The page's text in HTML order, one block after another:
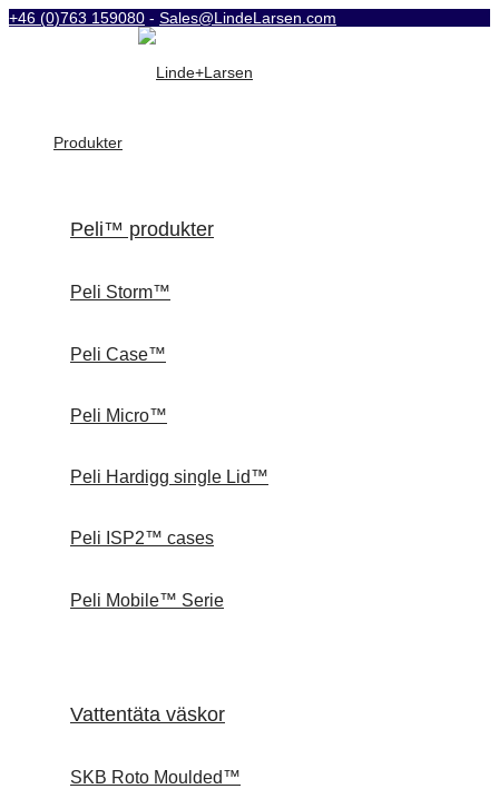
+46 (0)763 159080 - Sales@LindeLarsen.com
Produkter
Peli™ produkter
Peli Storm™
Peli Case™
Peli Micro™
Peli Hardigg single Lid™
Peli ISP2™ cases
Peli Mobile™ Serie
Vattentäta väskor
SKB Roto Moulded™